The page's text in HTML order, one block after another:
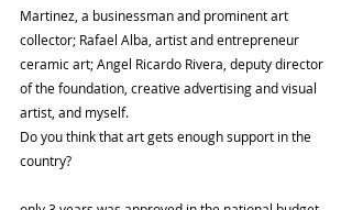
Martinez, a businessman and prominent art
collector; Rafael Alba, artist and entrepreneur
ceramic art; Angel Ricardo Rivera, deputy director
of the foundation, creative advertising and visual
artist, and myself.
Do you think that art gets enough support in the
country?